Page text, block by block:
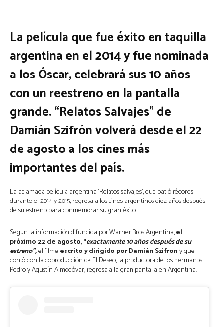
La película que fue éxito en taquilla
argentina en el 2014 y fue nominada
a los Óscar, celebrará sus 10 años
con un reestreno en la pantalla
grande. “Relatos Salvajes” de
Damián Szifrón volverá desde el 22
de agosto a los cines más
importantes del país.
La aclamada película argentina ‘Relatos salvajes’, que batió récords
durante el 2014 y 2015, regresa a los cines argentinos diez años después
de su estreno para conmemorar su gran éxito.
Según la información difundida por Warner Bros Argentina,el
próximo 22 de agosto,“exactamente 10 años después de su
estreno”,el filme escrito y dirigido por Damián Szifrony que
contó con la coproducción de El Deseo, la productora de los hermanos
Pedro y Agustín Almodóvar, regresa a la gran pantalla en Argentina.